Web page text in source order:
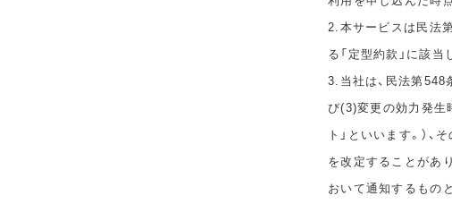
2.本サービスは民法
る「定型約款」に該当
3.当社は、民法第548
び(3)変更の効力発生
ト」といいます。）
を改定することがあ
おいて通知するもの